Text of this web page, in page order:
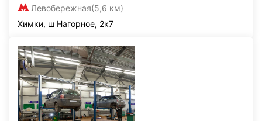
Левобережная(5,6 км)
Химки, ш Нагорное, 2к7